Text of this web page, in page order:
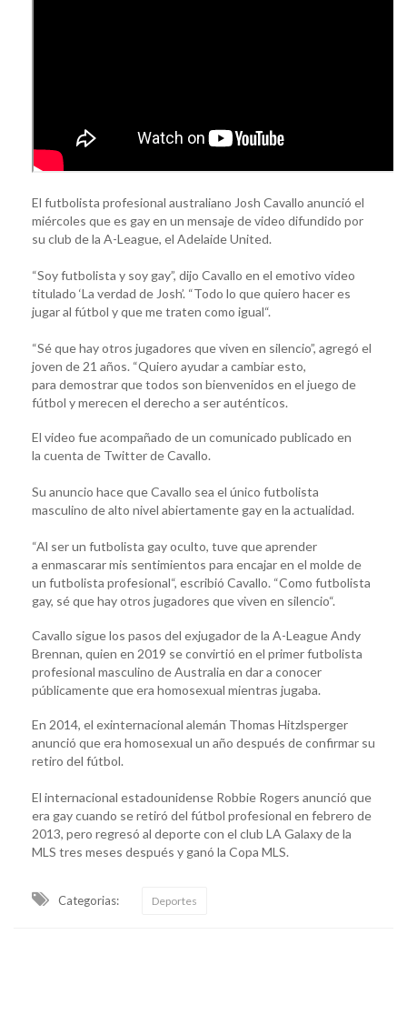
El futbolista profesional australiano Josh Cavallo anunció el
miércoles que es gay en un mensaje de video difundido por
su club de la A-League, el Adelaide United.
“Soy futbolista y soy gay”, dijo Cavallo en el emotivo video
titulado ‘La verdad de Josh’. “Todo lo que quiero hacer es
jugar al fútbol y que me traten como igual“.
“Sé que hay otros jugadores que viven en silencio”, agregó el
joven de 21 años. “Quiero ayudar a cambiar esto,
para demostrar que todos son bienvenidos en el juego de
fútbol y merecen el derecho a ser auténticos.
El video fue acompañado de un comunicado publicado en
la cuenta de Twitter de Cavallo.
Su anuncio hace que Cavallo sea el único futbolista
masculino de alto nivel abiertamente gay en la actualidad.
“Al ser un futbolista gay oculto, tuve que aprender
a enmascarar mis sentimientos para encajar en el molde de
un futbolista profesional“, escribió Cavallo. “Como futbolista
gay, sé que hay otros jugadores que viven en silencio“.
Cavallo sigue los pasos del exjugador de la A-League Andy
Brennan, quien en 2019 se convirtió en el primer futbolista
profesional masculino de Australia en dar a conocer
públicamente que era homosexual mientras jugaba.
En 2014, el exinternacional alemán Thomas Hitzlsperger
anunció que era homosexual un año después de confirmar su
retiro del fútbol.
El internacional estadounidense Robbie Rogers anunció que
era gay cuando se retiró del fútbol profesional en febrero de
2013, pero regresó al deporte con el club LA Galaxy de la
MLS tres meses después y ganó la Copa MLS.
Categorias: Deportes